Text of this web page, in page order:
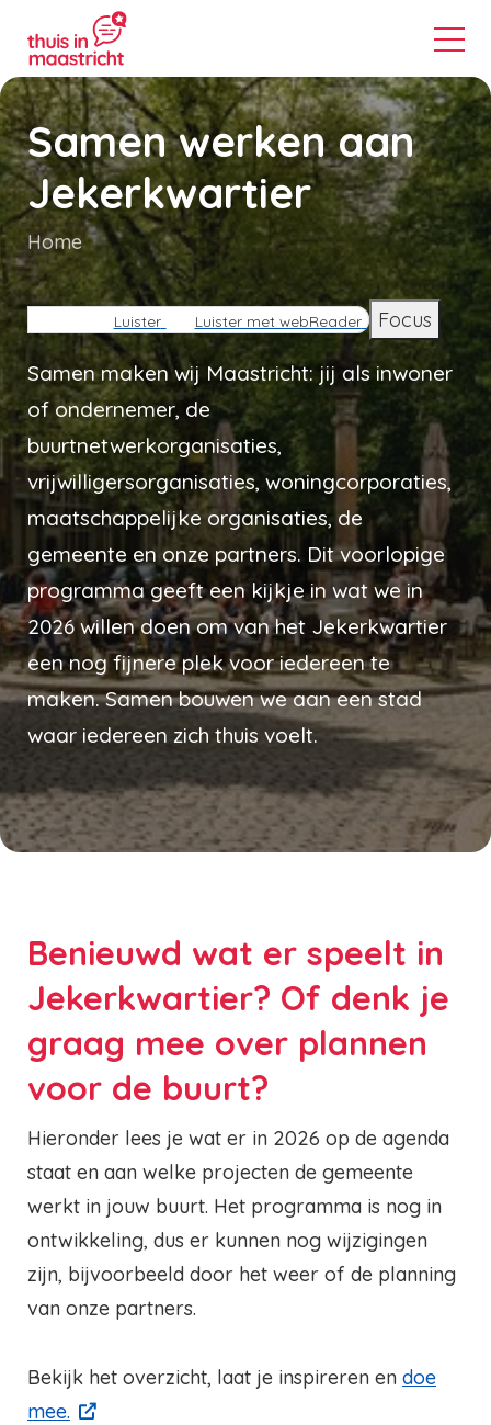
Samen werken aan
Jekerkwartier
Kruimelpad
Home
Luister Luister met webReader Focus
Samen maken wij Maastricht: jij als inwoner
of ondernemer, de
buurtnetwerkorganisaties,
vrijwilligersorganisaties, woningcorporaties,
maatschappelijke organisaties, de
gemeente en onze partners. Dit voorlopige
programma geeft een kijkje in wat we in
2026 willen doen om van het Jekerkwartier
een nog fijnere plek voor iedereen te
maken. Samen bouwen we aan een stad
waar iedereen zich thuis voelt.
Benieuwd wat er speelt in
Jekerkwartier? Of denk je
graag mee over plannen
voor de buurt?
Hieronder lees je wat er in 2026 op de agenda
staat en aan welke projecten de gemeente
werkt in jouw buurt. Het programma is nog in
ontwikkeling, dus er kunnen nog wijzigingen
zijn, bijvoorbeeld door het weer of de planning
van onze partners.
Bekijk het overzicht, laat je inspireren en doe
mee.